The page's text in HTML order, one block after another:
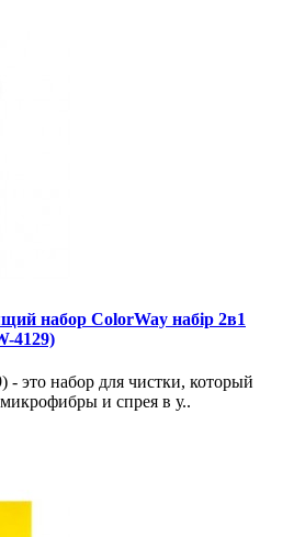
набор ColorWay набір 2в1
4129)
- это набор для чистки, который
и спрея в у..